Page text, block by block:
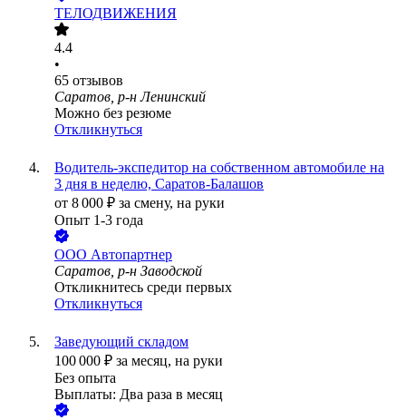
ТЕЛОДВИЖЕНИЯ
4.4
•
65 отзывов
Саратов, р-н Ленинский
Можно без резюме
Откликнуться
Водитель-экспедитор на собственном автомобиле на
3 дня в неделю, Саратов-Балашов
от 8 000 ₽ за смену, на руки
Опыт 1-3 года
ООО Автопартнер
Саратов, р-н Заводской
Откликнитесь среди первых
Откликнуться
Заведующий складом
100 000 ₽ за месяц, на руки
Без опыта
Выплаты: Два раза в месяц